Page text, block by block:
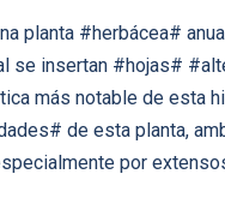
planta #herbácea#
se insertan #hojas#
más notable de esta
de esta planta,
por